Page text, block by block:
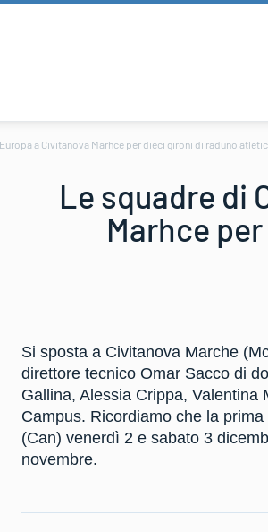
a Civitanova Marhce per dieci gironi di raduno
Le squadre di
Marhce
Si sposta a Civitanova Marche
direttore tecnico Omar Sacco di
Gallina, Alessia Crippa, Valentina
Campus. Ricordiamo che la
(Can) venerdì 2 e sabato 3
novembre.